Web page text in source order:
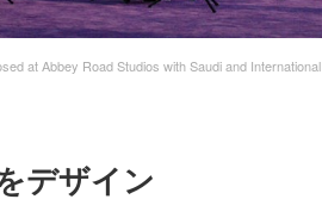
at Abbey Road Studios with Saudi and International
デザイン